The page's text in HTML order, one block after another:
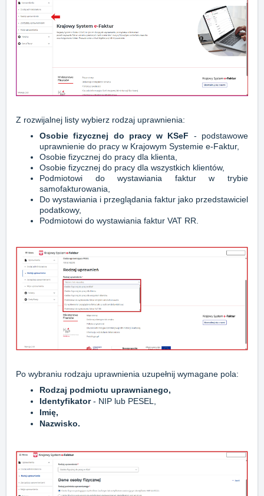
Z rozwijalnej listy wybierz rodzaj uprawnienia:
Osobie fizycznej do pracy w KSeF - podstawowe
uprawnienie do pracy w Krajowym Systemie e-Faktur,
Osobie fizycznej do pracy dla klienta,
Osobie fizycznej do pracy dla wszystkich klientów,
Podmiotowi do wystawiania faktur w trybie
samofakturowania,
Do wystawiania i przeglądania faktur jako przedstawiciel
podatkowy,
Podmiotowi do wystawiania faktur VAT RR.
Po wybraniu rodzaju uprawnienia uzupełnij wymagane pola:
Rodzaj podmiotu uprawnianego,
Identyfikator- NIP lub PESEL,
Imię,
Nazwisko.